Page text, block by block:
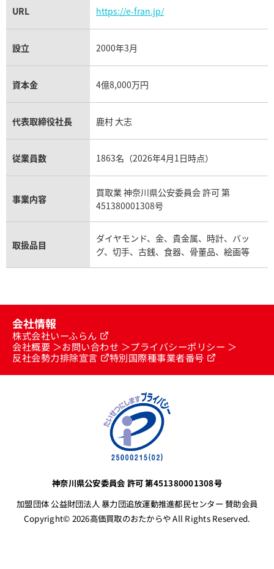
銀・シルバー買取
パラジウム買取
パライバトルマリン買取
キャッツアイ買取
アクアマリン買取
ヴァシュロン・コンスタンタン買取
A.ランゲ&ゾーネ買取
ブレゲ買取
オメガ買取
ウブロ買取
カルティエ買取
フランク ミュラー買取
リシャール・ミル買取
タグ・ホイヤー買取
チューダー（チュードル）買取
シャネル買取の参考価格一覧
ディオール買取
セリーヌ買取
フェンディ買取
グッチ買取
プラダ買取
ショパール買取
タサキ買取
ピアジェ買取
ブシュロン買取
ミキモト買取
URL https://e-fran.jp/
設立 2000年3月
資本金 4億8,000万円
代表取締役社長 鹿村 大志
従業員数 1863名（2026年4月1日時点）
事業内容
買取業 神奈川県公安委員会 許可 第
451380001308号
取扱品目
ダイヤモンド、金、貴金属、時計、バッ
グ、切手、古銭、食器、骨董品、絵画等
会社情報
株式会社いーふらん
会社概要
お問い合わせ
プライバシーポリシー
反社会勢力排除宣言
特別国際種事業者番号
神奈川県公安委員会 許可 第451380001308号
加盟団体 公益財団法人 暴力団追放運動推進都民センター 賛助会員
Copyright© 2026高価買取のおたからや All Rights Reserved.